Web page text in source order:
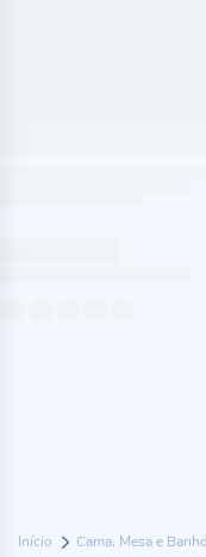
Início Cama, Mesa e Banho